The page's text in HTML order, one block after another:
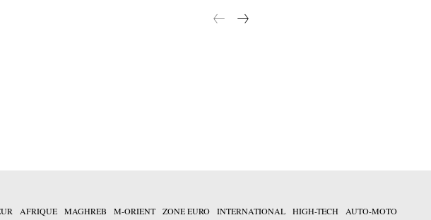
AFRIQUE MAGHREB M-ORIENT ZONE EURO INTERNATIONAL HIGH-TECH AUTO-MOTO